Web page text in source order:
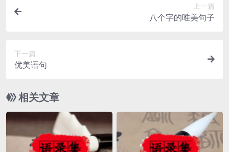
上一篇
八个字的唯美句子
下一篇
优美语句
相关文章